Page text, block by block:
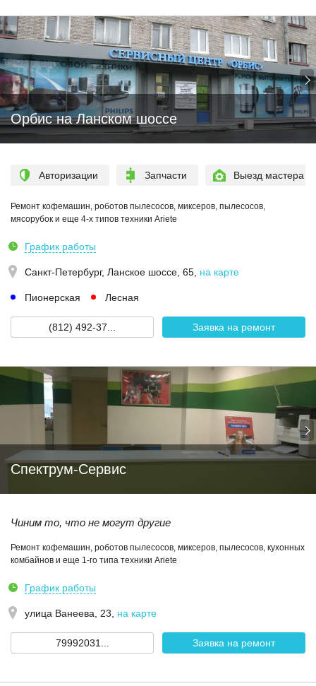
Орбис на Ланском шоссе
Авторизации Запчасти Выезд мастера
Ремонт кофемашин, роботов пылесосов, миксеров, пылесосов,
мясорубок и еще 4-х типов техники Ariete
График работы
Санкт-Петербург, Ланское шоссе, 65 на карте
Пионерская Лесная
(812) 492-37... Заявка на ремонт
Спектрум-Сервис
Чиним то, что не могут другие
Ремонт кофемашин, роботов пылесосов, миксеров, пылесосов, кухонных
комбайнов и еще 1-го типа техники Ariete
График работы
улица Ванеева, 23 на карте
79992031... Заявка на ремонт